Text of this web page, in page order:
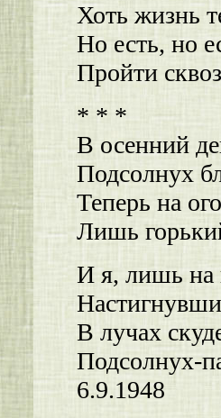
Хоть жизнь
Но есть, но
Пройти
* * *
В осенний
Подсолнух
Теперь на
Лишь
И я, лишь на
В лучах
Подсолнух-
6.9.1948